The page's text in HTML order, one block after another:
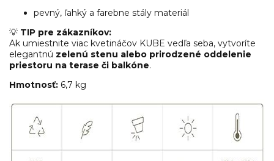
pevný, ľahký a farebne stály materiál
💡 TIP pre zákazníkov:
Ak umiestnite viac kvetináčov KUBE vedľa seba, vytvoríte
elegantnú zelenú stenu alebo prirodzené oddelenie
priestoru na terase či balkóne.
Hmotnosť: 6,7 kg